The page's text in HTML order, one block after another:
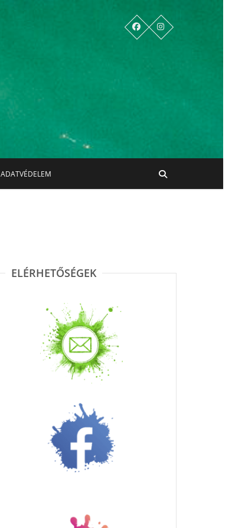
ADATVÉDELEM
ELÉRHETŐSÉGEK